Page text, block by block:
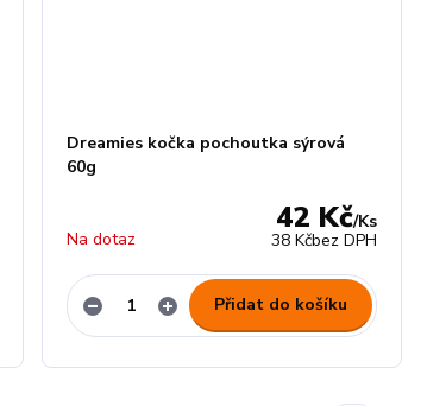
Dreamies kočka pochoutka sýrová
60g
42 Kč/Ks
38 Kčbez DPH
Na dotaz
Přidat do košíku